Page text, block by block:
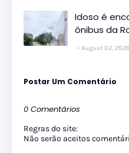
Idoso é
ônibus da
August 02, 2026
Postar Um Comentário
0 Comentários
Regras do site:
Não serão aceitos